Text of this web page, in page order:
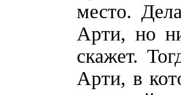
место.
Арти, но
скажет.
Арти, в